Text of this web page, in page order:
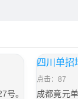
号。
四川单招
点击：87
成都竟元